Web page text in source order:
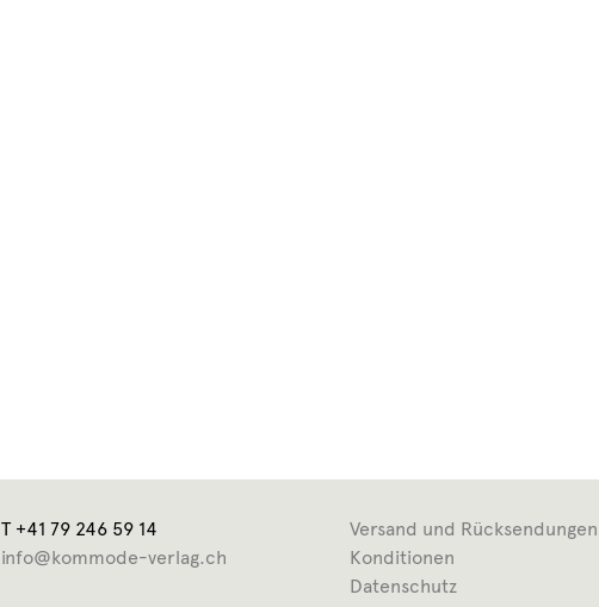
T +41 79 246 59 14
info@kommode-verlag.ch
Versand und Rücksendungen
Konditionen
Datenschutz